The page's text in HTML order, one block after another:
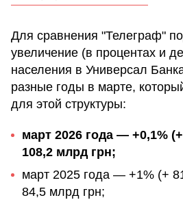
Для сравнения "Телеграф"
увеличение (в процентах и
населения в Универсал
разные годы в марте,
для этой структуры:
март 2026 года — +0,1%
108,2 млрд грн;
март 2025 года — +1% (+
84,5 млрд грн;